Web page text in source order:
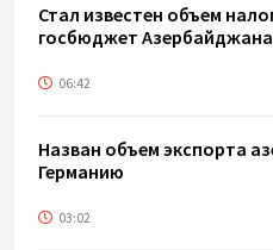
Стал известен объем
госбюджет Азербайджана
06:42
Назван объем экспорта
Германию
03:02